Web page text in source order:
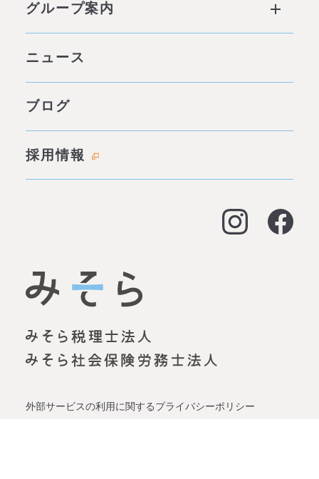
他社との違い
社会背景
みそらの独自性
料金表
資金調達（事業融資）
資金調達（創業融資）
労務顧問
事業承継
グループ案内
代表あいさつ
名古屋オフィス
明石オフィス
ニュース
ブログ
採用情報
外部サービスの利用に関するプライバシーポリシー